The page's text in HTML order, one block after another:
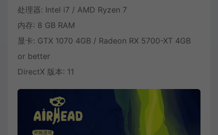
处理器: Intel i7 / AMD Ryzen 7
内存: 8 GB RAM
显卡: GTX 1070 4GB / Radeon RX 5700-XT 4GB
or better
DirectX 版本: 11